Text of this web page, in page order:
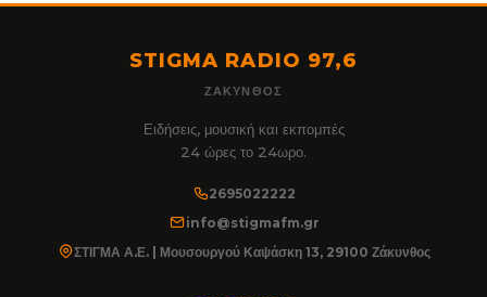
STIGMA RADIO 97,6
ΖΆΚΥΝΘΟΣ
Ειδήσεις, μουσική και εκπομπές
24 ώρες το 24ωρο.
2695022222
info@stigmafm.gr
ΣΤΙΓΜΑ Α.Ε. | Μουσουργού Καψάσκη 13, 29100 Ζάκυνθος